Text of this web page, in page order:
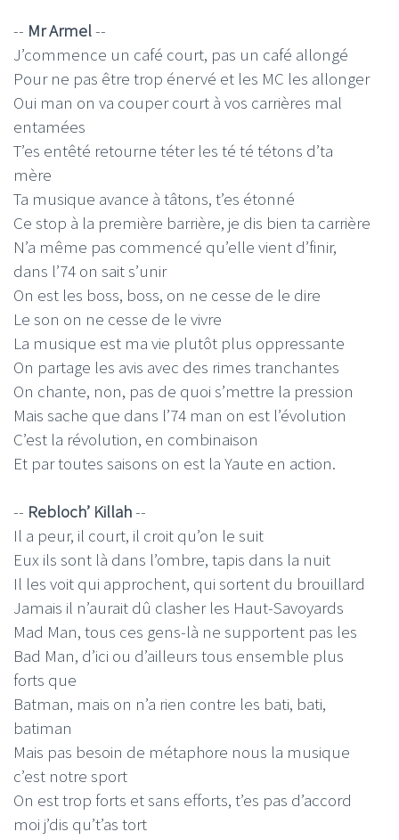
-- Mr Armel--
J’commence un café court, pas un café allongé
Pour ne pas être trop énervé et les MC les allonger
Oui man on va couper court à vos carrières mal
entamées
T’es entêté retourne téter les té té tétons d’ta
mère
Ta musique avance à tâtons, t’es étonné
Ce stop à la première barrière, je dis bien ta carrière
N’a même pas commencé qu’elle vient d’finir,
dans l’74 on sait s’unir
On est les boss, boss, on ne cesse de le dire
Le son on ne cesse de le vivre
La musique est ma vie plutôt plus oppressante
On partage les avis avec des rimes tranchantes
On chante, non, pas de quoi s’mettre la pression
Mais sache que dans l’74 man on est l’évolution
C’est la révolution, en combinaison
Et par toutes saisons on est la Yaute en action.
-- Rebloch’ Killah--
Il a peur, il court, il croit qu’on le suit
Eux ils sont là dans l’ombre, tapis dans la nuit
Il les voit qui approchent, qui sortent du brouillard
Jamais il n’aurait dû clasher les Haut-Savoyards
Mad Man, tous ces gens-là ne supportent pas les
Bad Man, d’ici ou d’ailleurs tous ensemble plus
forts que
Batman, mais on n’a rien contre les bati, bati,
batiman
Mais pas besoin de métaphore nous la musique
c’est notre sport
On est trop forts et sans efforts, t’es pas d’accord
moi j’dis qu’t’as tort